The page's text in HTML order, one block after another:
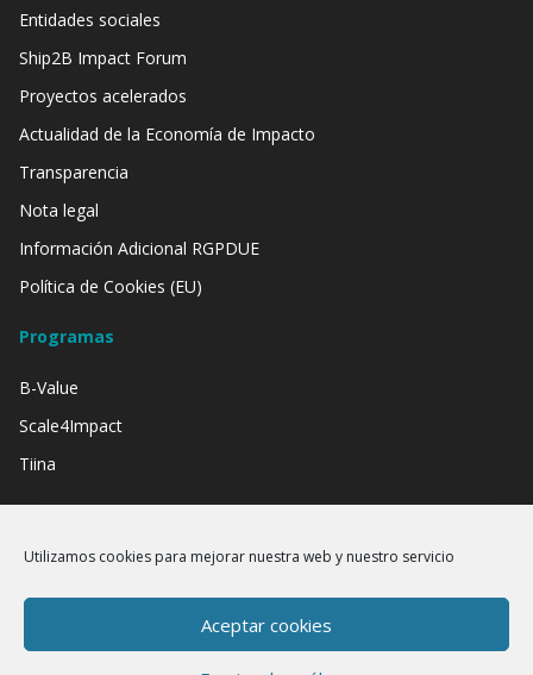
Utilizamos cookies para mejorar nuestra web y nuestro servicio
Aceptar cookies
Entidades sociales
Ship2B Impact Forum
Proyectos acelerados
Actualidad de la Economía de Impacto
Transparencia
Nota legal
Información Adicional RGPDUE
Política de Cookies (EU)
Programas
B-Value
Scale4Impact
Tiina